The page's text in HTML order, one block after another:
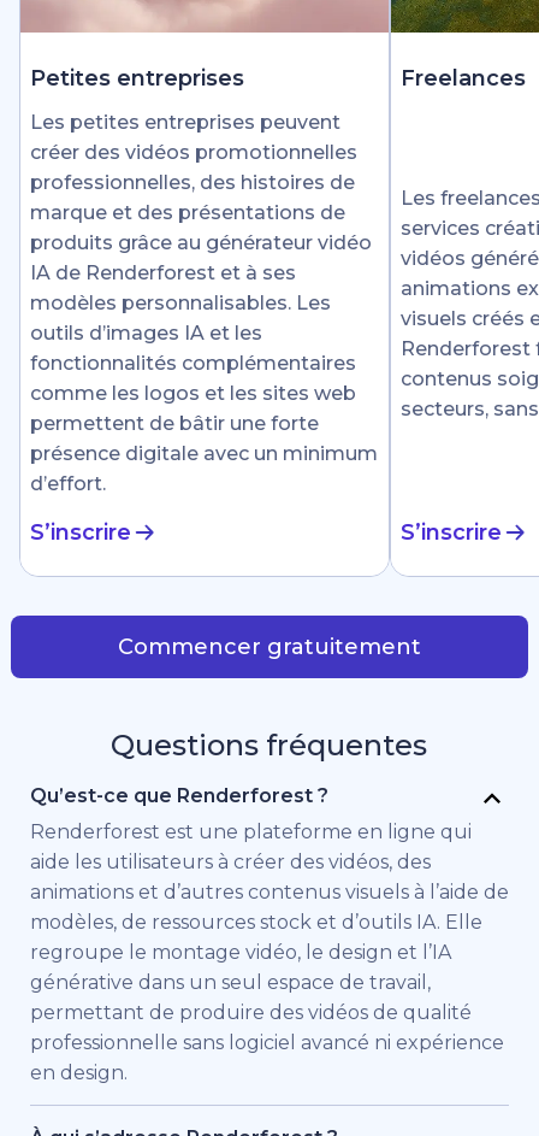
Petites entreprises
Les petites entreprises peuvent
créer des vidéos promotionnelles
professionnelles, des histoires de
marque et des présentations de
produits grâce au générateur vidéo
IA de Renderforest et à ses
modèles personnalisables. Les
outils d’images IA et les
fonctionnalités complémentaires
comme les logos et les sites web
permettent de bâtir une forte
présence digitale avec un minimum
d’effort.
S’inscrire
Freelances
Les
services
vidéos
animations
visuels créés
Renderforest
contenus
secteurs,
S’inscrire
Commencer gratuitement
Questions fréquentes
Qu’est-ce que Renderforest ?
Renderforest est une plateforme en ligne qui
aide les utilisateurs à créer des vidéos, des
animations et d’autres contenus visuels à l’aide de
modèles, de ressources stock et d’outils IA. Elle
regroupe le montage vidéo, le design et l’IA
générative dans un seul espace de travail,
permettant de produire des vidéos de qualité
professionnelle sans logiciel avancé ni expérience
en design.